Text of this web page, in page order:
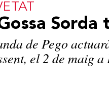
Sorda
de Pego
el 2 de maig